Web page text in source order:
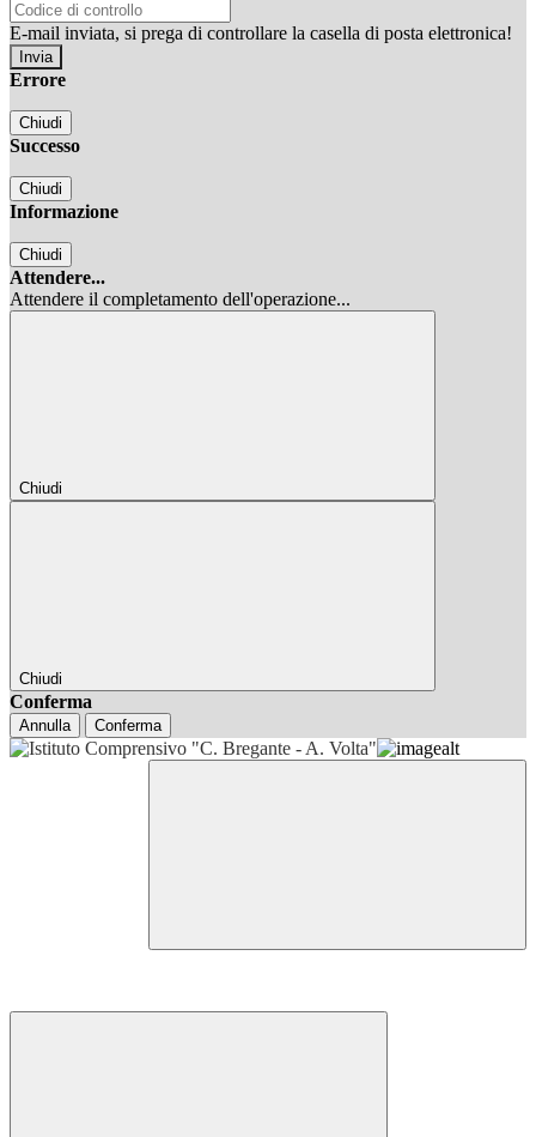
E-mail inviata, si prega di controllare la casella di posta elettronica!
Errore
Chiudi
Successo
Chiudi
Informazione
Chiudi
Attendere...
Attendere il completamento dell'operazione...
Chiudi
Chiudi
Conferma
Annulla Conferma